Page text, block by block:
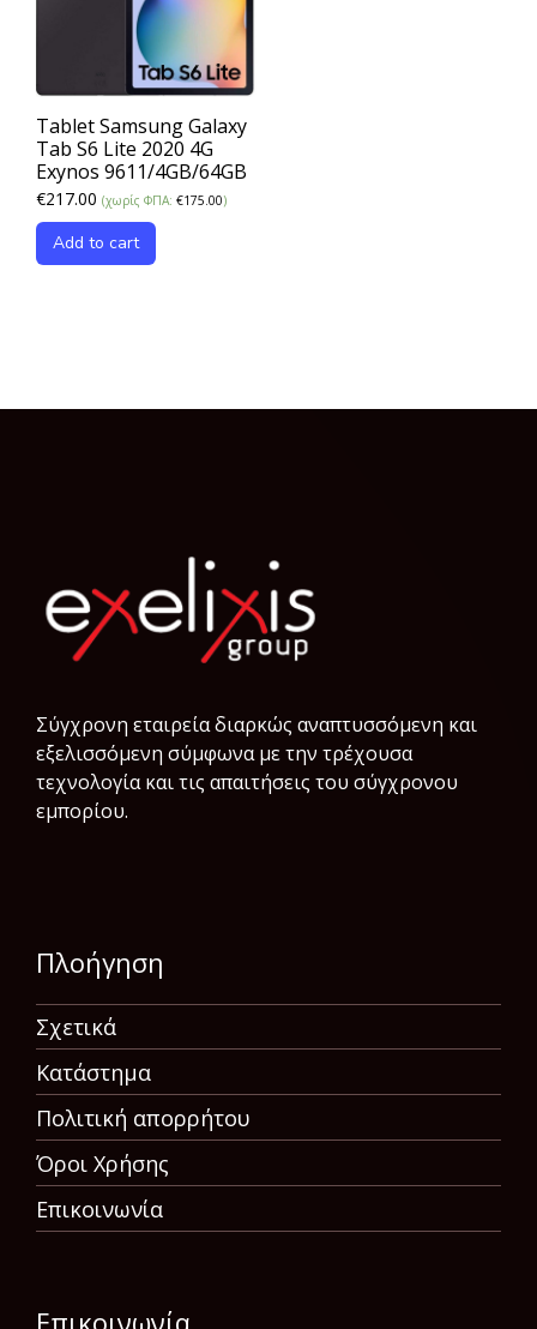
Tablet Samsung Galaxy
Tab S6 Lite 2020 4G
Exynos 9611/4GB/64GB
€217.00 (χωρίς ΦΠΑ: €175.00)
Add to cart
Σύγχρονη εταιρεία διαρκώς αναπτυσσόμενη και
εξελισσόμενη σύμφωνα µε την τρέχουσα
τεχνολογία και τις απαιτήσεις του σύγχρονου
εμπορίου.
Πλοήγηση
Σχετικά
Κατάστημα
Πολιτική απορρήτου
Όροι Χρήσης
Επικοινωνία